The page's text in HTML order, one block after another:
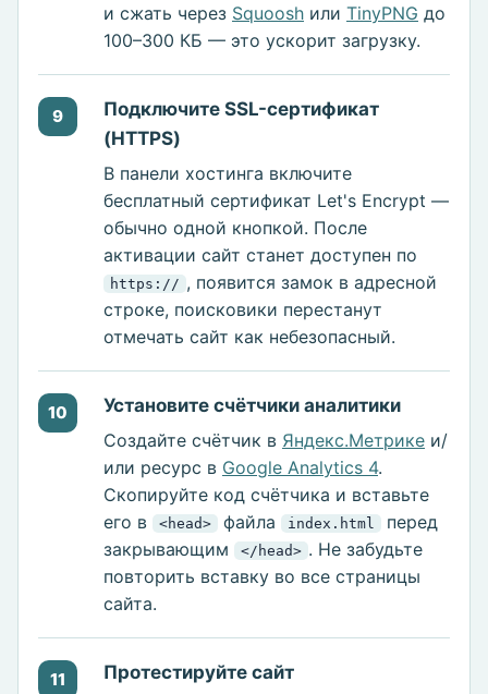
и сжать через Squoosh или TinyPNG до
100–300 КБ — это ускорит загрузку.
9
Подключите SSL-сертификат
(HTTPS)
В панели хостинга включите
бесплатный сертификат Let's Encrypt —
обычно одной кнопкой. После
активации сайт станет доступен по
https:// , появится замок в адресной
строке, поисковики перестанут
отмечать сайт как небезопасный.
10
Установите счётчики аналитики
Создайте счётчик в Яндекс.Метрике и/
или ресурс в Google Analytics 4.
Скопируйте код счётчика и вставьте
его в
<head> файла index.html
перед
закрывающим
</head> . Не забудьте
повторить вставку во все страницы
сайта.
11
Протестируйте сайт